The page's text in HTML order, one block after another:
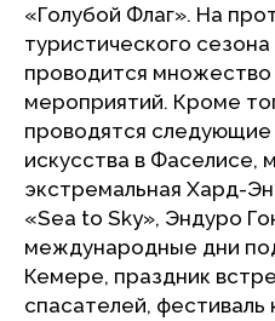
«Голубой Флаг». На
туристического
проводится множество
мероприятий. Кроме
проводятся
искусства в Фаселисе,
экстремальная Хард-
«Sea to Sky», Эндуро
международные дни
Кемере, праздник
спасателей, фестиваль